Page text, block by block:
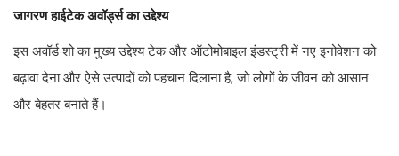
जागरण हाईटेक अवॉर्ड्स का उद्देश्य
इस अवॉर्ड शो का मुख्य उद्देश्य टेक और ऑटोमोबाइल इंडस्ट्री में नए इनोवेशन को
बढ़ावा देना और ऐसे उत्पादों को पहचान दिलाना है, जो लोगों के जीवन को आसान
और बेहतर बनाते हैं।